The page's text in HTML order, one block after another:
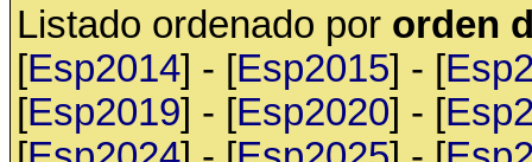
Listado ordenado por orden
[Esp2014] - [Esp2015] - [
[Esp2019] - [Esp2020] - [